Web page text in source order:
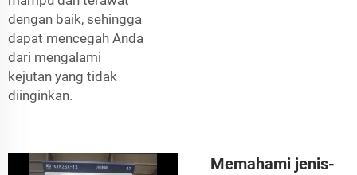
dengan baik, sehingga
dapat mencegah Anda
dari mengalami
kejutan yang tidak
diinginkan.
Memahami jenis-